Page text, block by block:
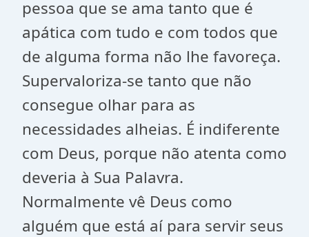
pessoa que se ama tanto que é
apática com tudo e com todos que
de alguma forma não lhe favoreça.
Supervaloriza-se tanto que não
consegue olhar para as
necessidades alheias. É indiferente
com Deus, porque não atenta como
deveria à Sua Palavra.
Normalmente vê Deus como
alguém que está aí para servir seus